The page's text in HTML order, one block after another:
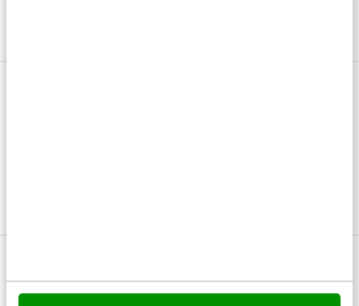
0 reacties - Plaats als eerste een reactie!